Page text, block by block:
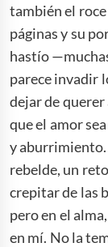
también el
páginas y su
hastío
parece invadir
dejar de
que el amor
y aburrimiento.
rebelde, un
crepitar de las
pero en el
en mí. No la